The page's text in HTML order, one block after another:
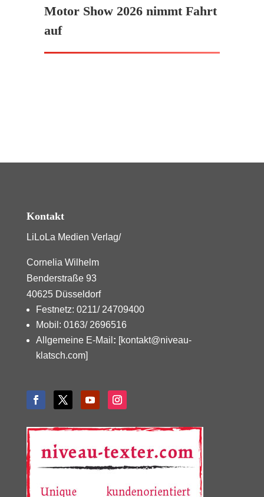
Motor Show 2026 nimmt Fahrt
auf
Kontakt
LiLoLa Medien Verlag/
Cornelia Wilhelm
Benderstraße 93
40625 Düsseldorf
Festnetz: 0211/ 24709400
Mobil: 0163/ 2696516
Allgemeine E-Mail : [kontakt@niveau-
klatsch.com]